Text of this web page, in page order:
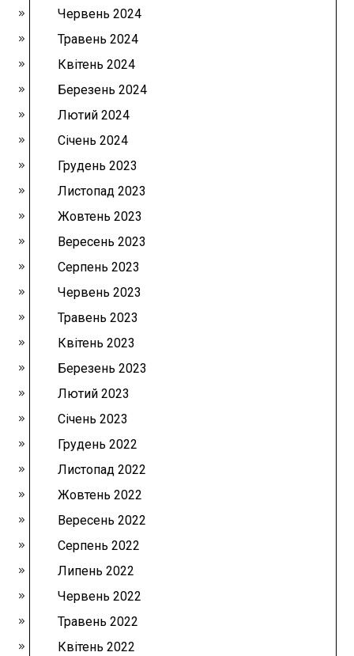
Червень 2024
Травень 2024
Квітень 2024
Березень 2024
Лютий 2024
Січень 2024
Грудень 2023
Листопад 2023
Жовтень 2023
Вересень 2023
Серпень 2023
Червень 2023
Травень 2023
Квітень 2023
Березень 2023
Лютий 2023
Січень 2023
Грудень 2022
Листопад 2022
Жовтень 2022
Вересень 2022
Серпень 2022
Липень 2022
Червень 2022
Травень 2022
Квітень 2022